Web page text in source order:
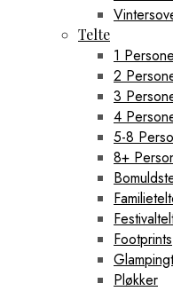
Telte
1
2
3
4
5-8
8+
Footprints
Pløkker